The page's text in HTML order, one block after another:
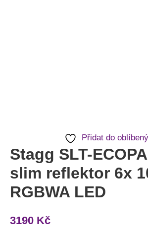
Přidat do
Stagg SLT-
slim reflektor 6x
RGBWA LED
3190 Kč